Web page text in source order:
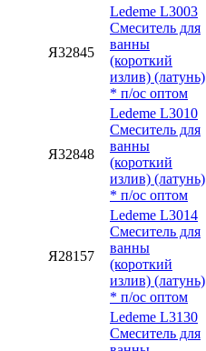
Я32845
Ledeme L3003
Смеситель для
ванны
(короткий
излив) (латунь)
* п/ос оптом
Я32848
Ledeme L3010
Смеситель для
ванны
(короткий
излив) (латунь)
* п/ос оптом
Я28157
Ledeme L3014
Смеситель для
ванны
(короткий
излив) (латунь)
* п/ос оптом
Ledeme L3130
Смеситель для